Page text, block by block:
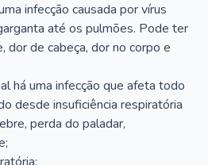
infecção causada por vírus
até os pulmões. Pode ter
dor de cabeça, dor no corpo e
há uma infecção que afeta todo
desde insuficiência respiratória
perda do paladar,